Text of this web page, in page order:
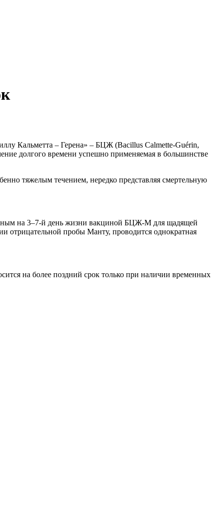
Кальметта – Герена» – БЦЖ (Bacillus Calmette-Guérin,
долгого времени успешно применяемая в большинстве
тяжелым течением, нередко представляя смертельную
на 3–7-й день жизни вакциной БЦЖ-М для щадящей
отрицательной пробы Манту, проводится однократная
на более поздний срок только при наличии временных